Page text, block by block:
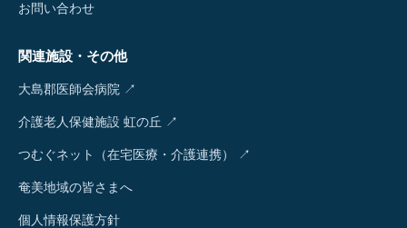
お問い合わせ
関連施設・その他
大島郡医師会病院 ↗
介護老人保健施設 虹の丘 ↗
つむぐネット（在宅医療・介護連携） ↗
奄美地域の皆さまへ
個人情報保護方針